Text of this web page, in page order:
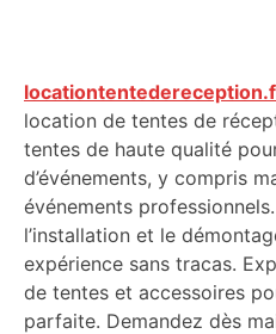
location de tentes de
tentes de haute qualité
d’événements, y compris
événements
l’installation et le
expérience sans tracas.
de tentes et accessoires
parfaite. Demandez dès